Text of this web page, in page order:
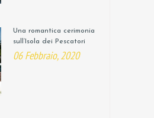
Una romantica cerimonia
sull’Isola dei Pescatori
06 Febbraio, 2020